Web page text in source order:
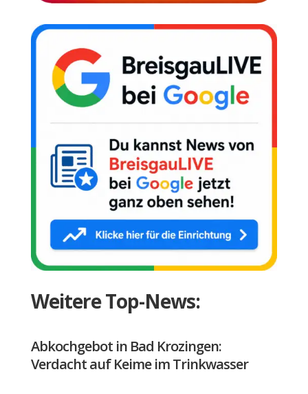
Weitere Top-News:
Abkochgebot in Bad Krozingen:
Verdacht auf Keime im Trinkwasser